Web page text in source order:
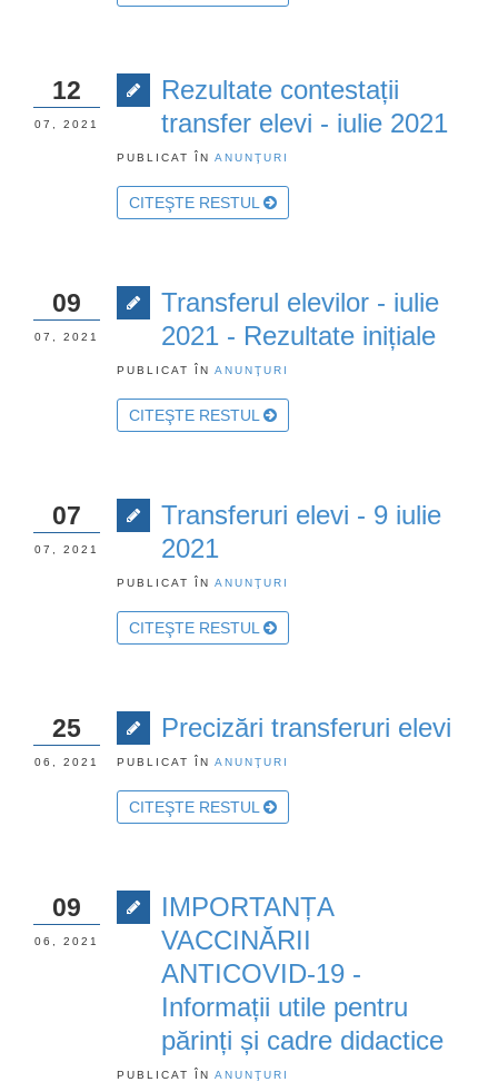
Rezultate contestații
transfer elevi - iulie 2021
PUBLICAT ÎN ANUNŢURI
CITEŞTE RESTUL
12
07, 2021
Transferul elevilor - iulie
2021 - Rezultate inițiale
PUBLICAT ÎN ANUNŢURI
CITEŞTE RESTUL
09
07, 2021
Transferuri elevi - 9 iulie
2021
PUBLICAT ÎN ANUNŢURI
CITEŞTE RESTUL
07
07, 2021
Precizări transferuri elevi
PUBLICAT ÎN ANUNŢURI
CITEŞTE RESTUL
25
06, 2021
IMPORTANȚA
VACCINĂRII
ANTICOVID-19 -
Informații utile pentru
părinți și cadre didactice
PUBLICAT ÎN ANUNŢURI
09
06, 2021